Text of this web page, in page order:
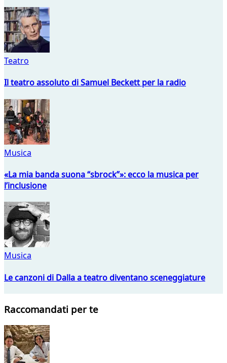
Teatro
Il teatro assoluto di Samuel Beckett per la radio
Musica
«La mia banda suona “sbrock”»: ecco la musica per
l’inclusione
Musica
Le canzoni di Dalla a teatro diventano sceneggiature
Raccomandati per te